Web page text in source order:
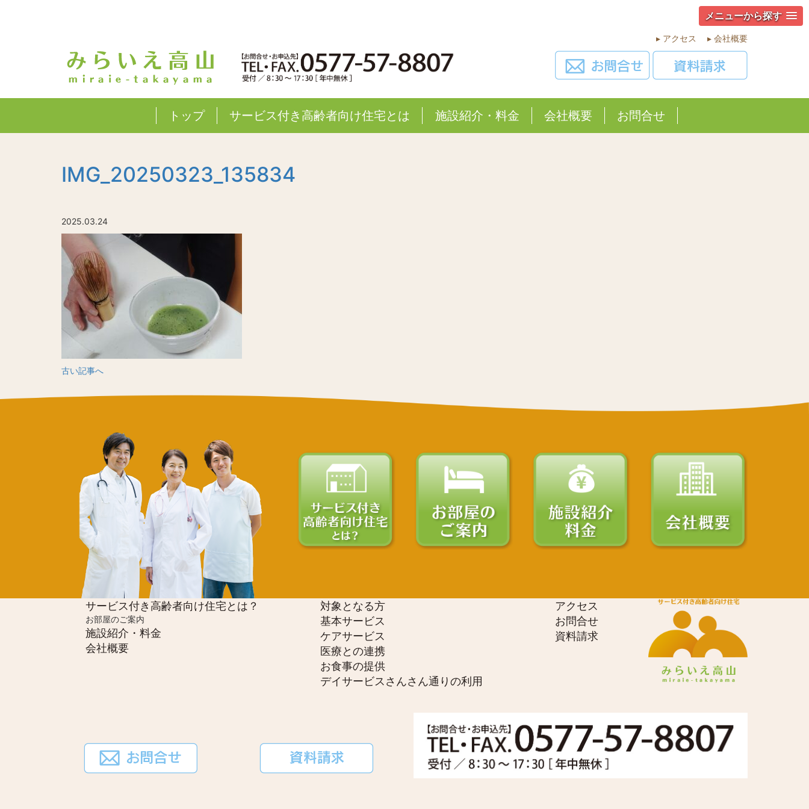
メニューから探す
▸ アクセス ▸ 会社概要
トップ サービス付き高齢者向け住宅とは 施設紹介・料金 会社概要 お問合せ
IMG_20250323_135834
2025.03.24
古い記事へ
サービス付き高齢者向け住宅とは？
お部屋のご案内
施設紹介・料金
会社概要
対象となる方
基本サービス
ケアサービス
医療との連携
お食事の提供
デイサービスさんさん通りの利用
アクセス
お問合せ
資料請求